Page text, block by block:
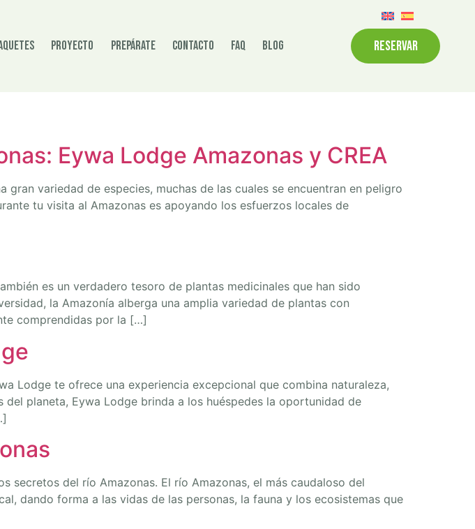
Proyecto Prepárate Contacto FAQ Blog RESERVAR
Eywa Lodge Amazonas y CREA
variedad de especies, muchas de las cuales se encuentran en peligro
tu visita al Amazonas es apoyando los esfuerzos locales de
es un verdadero tesoro de plantas medicinales que han sido
la Amazonía alberga una amplia variedad de plantas con
comprendidas por la […]
Lodge te ofrece una experiencia excepcional que combina naturaleza,
planeta, Eywa Lodge brinda a los huéspedes la oportunidad de
secretos del río Amazonas. El río Amazonas, el más caudaloso del
dando forma a las vidas de las personas, la fauna y los ecosistemas que